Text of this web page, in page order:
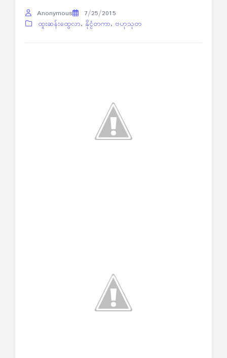
Anonymous
7/25/2015
ထူးဆန်းထွေလာ, နိုင္ငံတကာ, ဗဟုသုတ